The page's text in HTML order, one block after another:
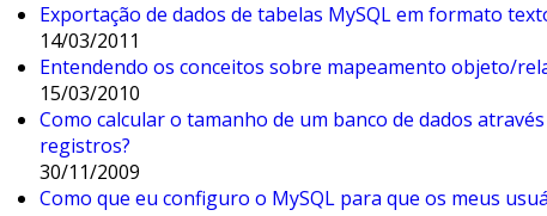
Exportação de dados de tabelas MySQL em formato
14/03/2011
Entendendo os conceitos sobre mapeamento objeto/
15/03/2010
Como calcular o tamanho de um banco de dados
registros?
30/11/2009
Como que eu configuro o MySQL para que os meus